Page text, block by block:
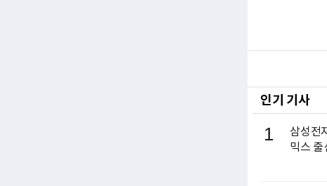
인기 기사
1
삼성전
믹스 출